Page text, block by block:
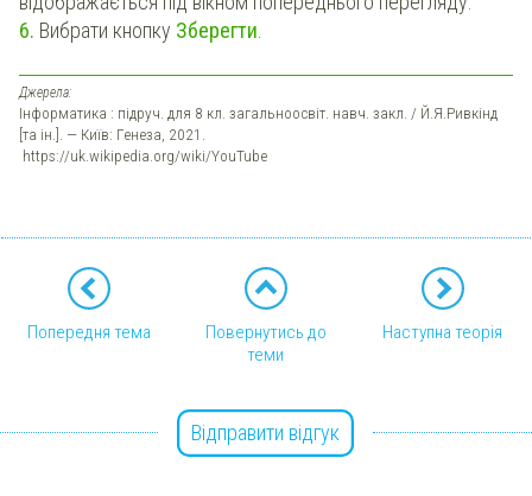
6. Вибрати кнопку Зберегти
Джерела:
Інформатика : підруч. для 8 кл. загальноосвіт. навч. закл. / Й.Я.Ривкінд
[та ін.]. — Київ: Генеза, 2021.
https://uk.wikipedia.org/wiki/YouTube
Попередня тема
Повернутись до
теми
Наступна теорія
Відправити відгук